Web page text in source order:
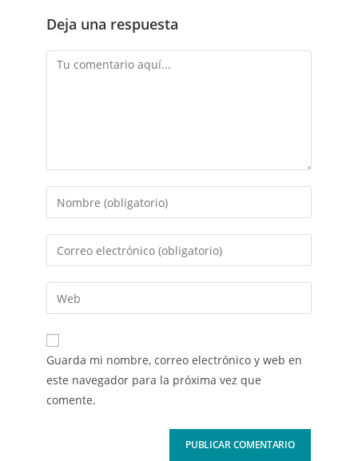
Deja una respuesta
Guarda mi nombre, correo electrónico y web en
este navegador para la próxima vez que
comente.